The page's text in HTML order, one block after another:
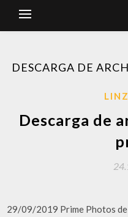
DESCARGA DE
Descarga de
29/09/2019 Prime Photos